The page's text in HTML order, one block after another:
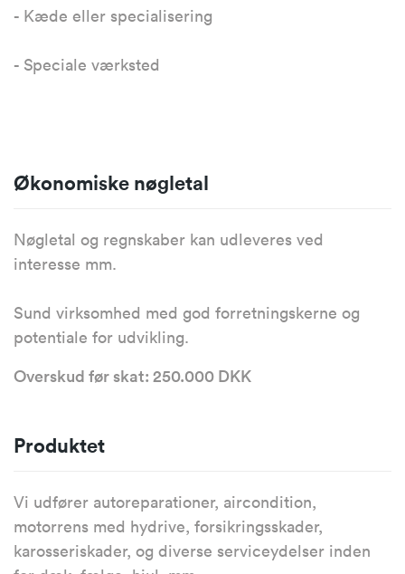
- Kæde eller specialisering
- Speciale værksted
Økonomiske nøgletal
Nøgletal og regnskaber kan udleveres ved
interesse mm.
Sund virksomhed med god forretningskerne og
potentiale for udvikling.
Overskud før skat: 250.000 DKK
Produktet
Vi udfører autoreparationer, aircondition,
motorrens med hydrive, forsikringsskader,
karosseriskader, og diverse serviceydelser inden